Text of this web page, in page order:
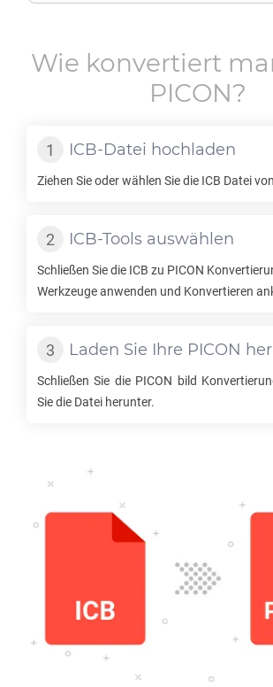
Wie konvertiert
PICON?
ICB-Datei hochladen
Ziehen Sie oder wählen Sie die ICB Datei
ICB-Tools auswählen
Schließen Sie die ICB zu PICON
Werkzeuge anwenden und Konvertieren
Laden Sie Ihre PICON
Schließen Sie die PICON bild
Sie die Datei herunter.